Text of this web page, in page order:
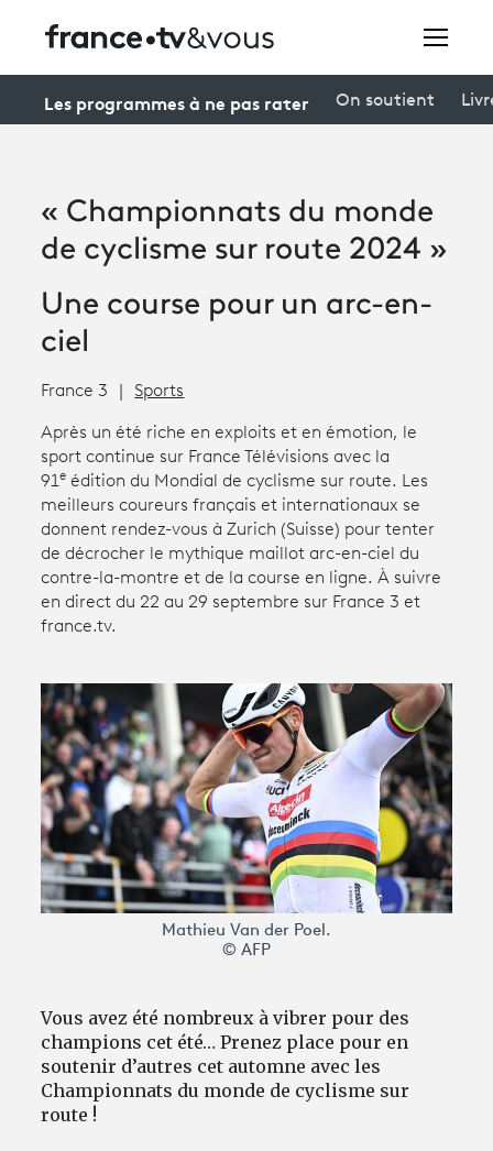
connexion
Avantages fidélité
Creators
Participer et assister à une émission
Productions et innovation
Programme
Les programmes à ne pas rater On soutient
« Championnats du monde
de cyclisme sur route 2024 »
Une course pour un arc-en-
ciel
France 3 Sports
Après un été riche en exploits et en émotion, le
sport continue sur France Télévisions avec la
91e édition du Mondial de cyclisme sur route. Les
meilleurs coureurs français et internationaux se
donnent rendez-vous à Zurich (Suisse) pour tenter
de décrocher le mythique maillot arc-en-ciel du
contre-la-montre et de la course en ligne. À suivre
en direct du 22 au 29 septembre sur France 3 et
france.tv.
Mathieu Van der Poel.
© AFP
Vous avez été nombreux à vibrer pour des
champions cet été… Prenez place pour en
soutenir d’autres cet automne avec les
Championnats du monde de cyclisme sur
route !